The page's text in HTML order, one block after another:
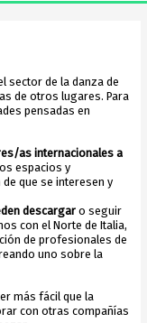
sector de la danza de
de otros lugares. Para
pensadas en
as internacionales a
espacios y
que se interesen y
descargaro seguir
con el Norte de Italia,
de profesionales de
uno sobre la
más fácil que la
con otras compañías